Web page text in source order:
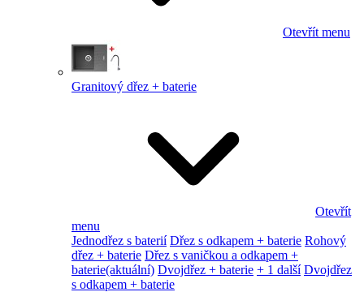
Otevřít menu
Granitový dřez + baterie
Otevřít
menu
Jednodřez s baterií Dřez s odkapem + baterie Rohový
dřez + baterie Dřez s vaničkou a odkapem +
baterie(aktuální) Dvojdřez + baterie + 1 další Dvojdřez
s odkapem + baterie